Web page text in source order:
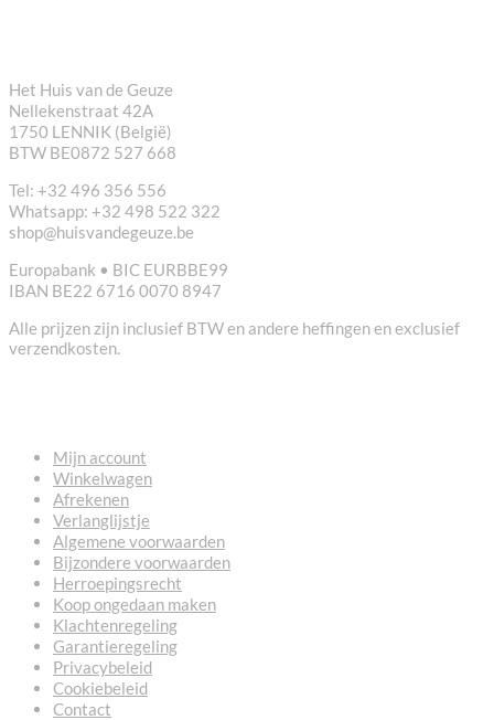
Het Huis van de Geuze
Nellekenstraat 42A
1750 LENNIK (België)
BTW BE0872 527 668
Tel: +32 496 356 556
Whatsapp: +32 498 522 322
shop@huisvandegeuze.be
Europabank • BIC EURBBE99
IBAN BE22 6716 0070 8947
Alle prijzen zijn inclusief BTW en andere heffingen en exclusief
verzendkosten.
Mijn account
Winkelwagen
Afrekenen
Verlanglijstje
Algemene voorwaarden
Bijzondere voorwaarden
Herroepingsrecht
Koop ongedaan maken
Klachtenregeling
Garantieregeling
Privacybeleid
Cookiebeleid
Contact